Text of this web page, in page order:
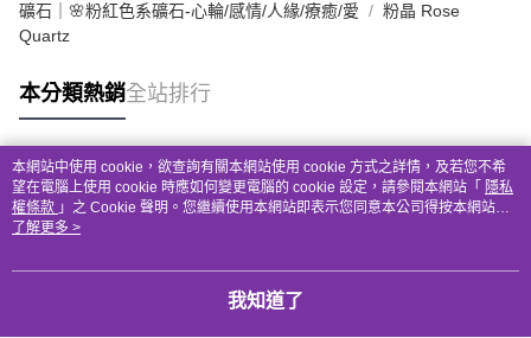
礦石｜🌸粉紅色系礦石-心輪/感情/人緣/療癒/愛
粉晶 Rose
Quartz
本分類熱銷全站排行
熱門標籤
本網站中使用 cookie，欲查詢有關本網站使用 cookie 方式之詳情，及若您不希
望在電腦上使用 cookie 時應如何變更電腦的 cookie 設定，請參閱本網站「 隱私
權條款 」之 Cookie 聲明。您繼續使用本網站即表示您同意本公司得按本網站使
用條款之 Cookie 聲明使用 cookie。
了解更多 >
我知道了